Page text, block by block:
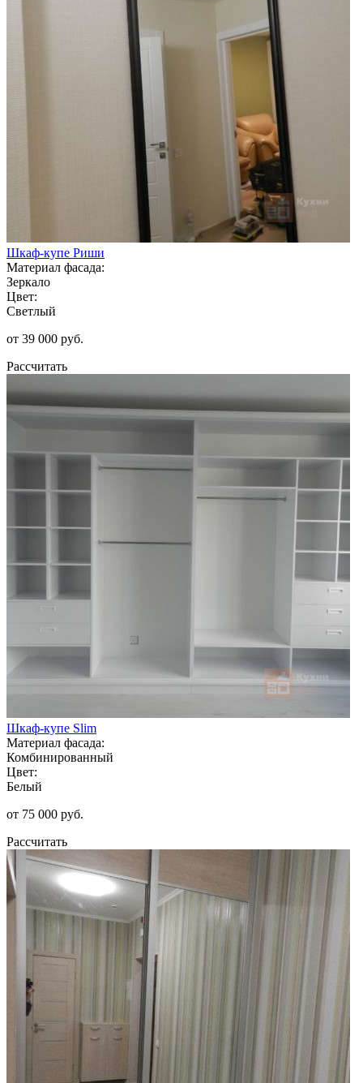
Шкаф-купе Риши
Материал фасада:
Зеркало
Цвет:
Светлый
от 39 000 руб.
Рассчитать
Шкаф-купе Slim
Материал фасада:
Комбинированный
Цвет:
Белый
от 75 000 руб.
Рассчитать